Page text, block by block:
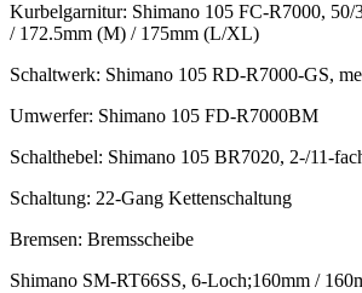
Kurbelgarnitur: Shimano 105 FC-R7000, 50/
/ 172.5mm (M) / 175mm (L/XL)
Schaltwerk: Shimano 105 RD-R7000-GS,
Umwerfer: Shimano 105 FD-R7000BM
Schalthebel: Shimano 105 BR7020, 2-/11-
Schaltung: 22-Gang Kettenschaltung
Bremsen: Bremsscheibe
Shimano SM-RT66SS, 6-Loch;160mm /